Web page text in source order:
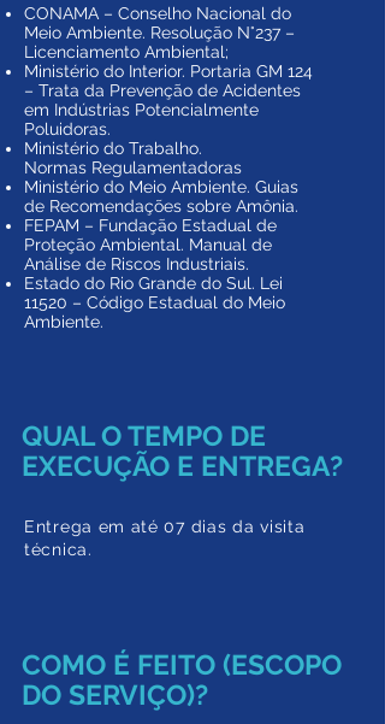
CONAMA – Conselho Nacional do
Meio Ambiente. Resolução N°237 –
Licenciamento Ambiental;
Ministério do Interior. Portaria GM 124
– Trata da Prevenção de Acidentes
em Indústrias Potencialmente
Poluidoras.
Ministério do Trabalho.
Normas Regulamentadoras
Ministério do Meio Ambiente. Guias
de Recomendações sobre Amônia.
FEPAM – Fundação Estadual de
Proteção Ambiental. Manual de
Análise de Riscos Industriais.
Estado do Rio Grande do Sul. Lei
11520 – Código Estadual do Meio
Ambiente.
QUAL O TEMPO DE
EXECUÇÃO E ENTREGA?
Entrega em até 07 dias da visita
técnica.
COMO É FEITO (ESCOPO
DO SERVIÇO)?